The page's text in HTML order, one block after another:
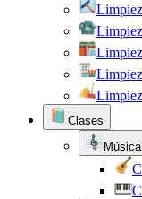
Clases
Música